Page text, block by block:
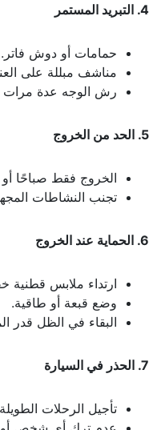
4. التبريد المستمر
حمامات أو دوش فاتر.
مناشف مبللة على
رش الوجه عدة مرات
5. الحد من الخروج
الخروج فقط صباحًا
تجنب النشاطات المجهدة من 11 صباحًا
6. الحماية عند الخروج
ارتداء ملابس قطنية
وضع قبعة أو طاقية.
البقاء في الظل قدر
7. الحذر في السيارة
تأجيل الرحلات